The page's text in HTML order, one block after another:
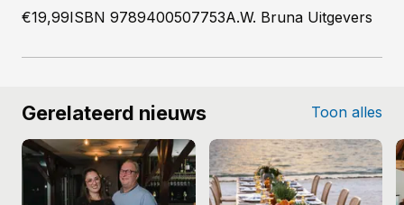
€19,99ISBN 9789400507753A.W. Bruna Uitgevers
Gerelateerd nieuws Toon alles